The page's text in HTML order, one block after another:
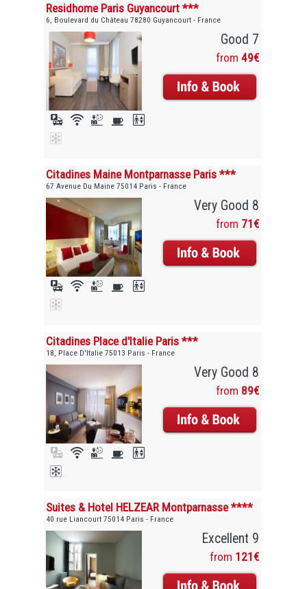
Residhome Paris Guyancourt ***
6, Boulevard du Château 78280 Guyancourt - France
Good 7
from 49€
Citadines Maine Montparnasse Paris ***
67 Avenue Du Maine 75014 Paris - France
Very Good 8
from 71€
Citadines Place d'Italie Paris ***
18, Place D'Italie 75013 Paris - France
Very Good 8
from 89€
Suites & Hotel HELZEAR Montparnasse ****
40 rue Liancourt 75014 Paris - France
Excellent 9
from 121€